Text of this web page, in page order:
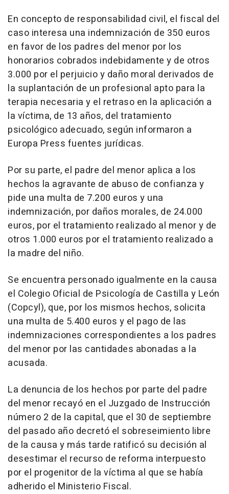
En concepto de responsabilidad civil, el fiscal del
caso interesa una indemnización de 350 euros
en favor de los padres del menor por los
honorarios cobrados indebidamente y de otros
3.000 por el perjuicio y daño moral derivados de
la suplantación de un profesional apto para la
terapia necesaria y el retraso en la aplicación a
la víctima, de 13 años, del tratamiento
psicológico adecuado, según informaron a
Europa Press fuentes jurídicas.
Por su parte, el padre del menor aplica a los
hechos la agravante de abuso de confianza y
pide una multa de 7.200 euros y una
indemnización, por daños morales, de 24.000
euros, por el tratamiento realizado al menor y de
otros 1.000 euros por el tratamiento realizado a
la madre del niño.
Se encuentra personado igualmente en la causa
el Colegio Oficial de Psicología de Castilla y León
(Copcyl), que, por los mismos hechos, solicita
una multa de 5.400 euros y el pago de las
indemnizaciones correspondientes a los padres
del menor por las cantidades abonadas a la
acusada.
La denuncia de los hechos por parte del padre
del menor recayó en el Juzgado de Instrucción
número 2 de la capital, que el 30 de septiembre
del pasado año decretó el sobreseimiento libre
de la causa y más tarde ratificó su decisión al
desestimar el recurso de reforma interpuesto
por el progenitor de la víctima al que se había
adherido el Ministerio Fiscal.